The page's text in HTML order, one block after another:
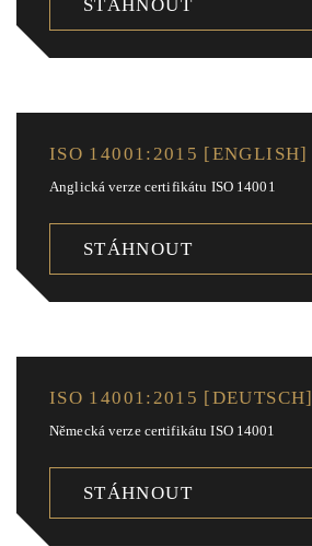
STÁHNOUT
ISO 14001:2015 [ENGLISH]
Anglická verze certifikátu ISO 14001
STÁHNOUT
ISO 14001:2015 [DEUTSCH]
Německá verze certifikátu ISO 14001
STÁHNOUT